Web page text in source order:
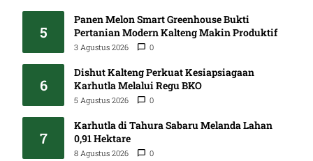
5
Panen Melon Smart Greenhouse Bukti
Pertanian Modern Kalteng Makin Produktif
3 Agustus 2026 0
6
Dishut Kalteng Perkuat Kesiapsiagaan
Karhutla Melalui Regu BKO
5 Agustus 2026 0
7
Karhutla di Tahura Sabaru Melanda Lahan
0,91 Hektare
8 Agustus 2026 0